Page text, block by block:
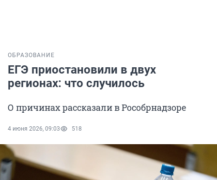
ОБРАЗОВАНИЕ
ЕГЭ приостановили в двух
регионах: что случилось
О причинах рассказали в Рособрнадзоре
4 июня 2026, 09:03 518